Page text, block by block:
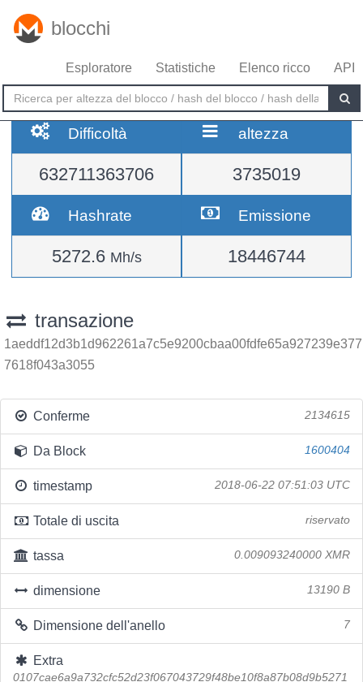
blocchi
Esploratore Statistiche Elenco ricco API
Difficoltà
632711363706
altezza
3735019
Hashrate
5272.6 Mh/s
Emissione
18446744
transazione
1aeddf12d3b1d962261a7c5e9200cbaa00fdfe65a927239e377
7618f043a3055
Conferme 2134615
Da Block 1600404
timestamp 2018-06-22 07:51:03 UTC
Totale di uscita riservato
tassa 0.009093240000 XMR
dimensione 13190 B
Dimensione dell'anello 7
Extra
0107cae6a9a732cfc52d23f067043729f48be10f8a87b08d9b5271